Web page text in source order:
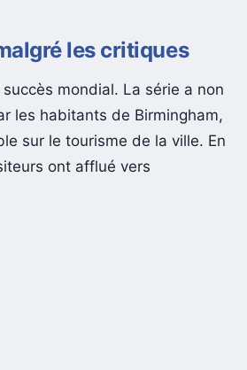
les critiques
mondial. La série a non
les habitants de Birmingham,
sur le tourisme de la ville. En
ont afflué vers